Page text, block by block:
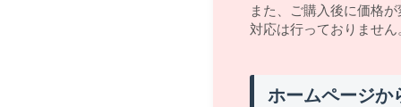
また、ご購入後に価格
対応は行っておりません
ホームページか